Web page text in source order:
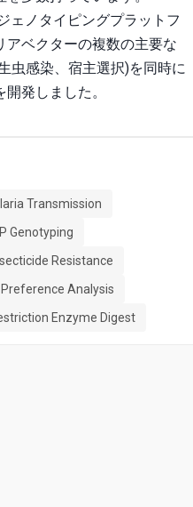
ェノタイピングプラットフ
アベクターの複数の主要な
虫感染、宿主選択)を同時に
発しました。
Transmission
Genotyping
Resistance
Preference Analysis
Enzyme Digest